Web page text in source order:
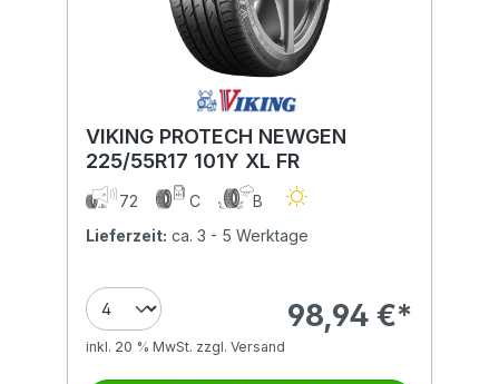
VIKING PROTECH NEWGEN
225/55R17 101Y XL FR
72 C
B
Lieferzeit: ca. 3 - 5 Werktage
98,94 €*
inkl. 20 % MwSt. zzgl. Versand